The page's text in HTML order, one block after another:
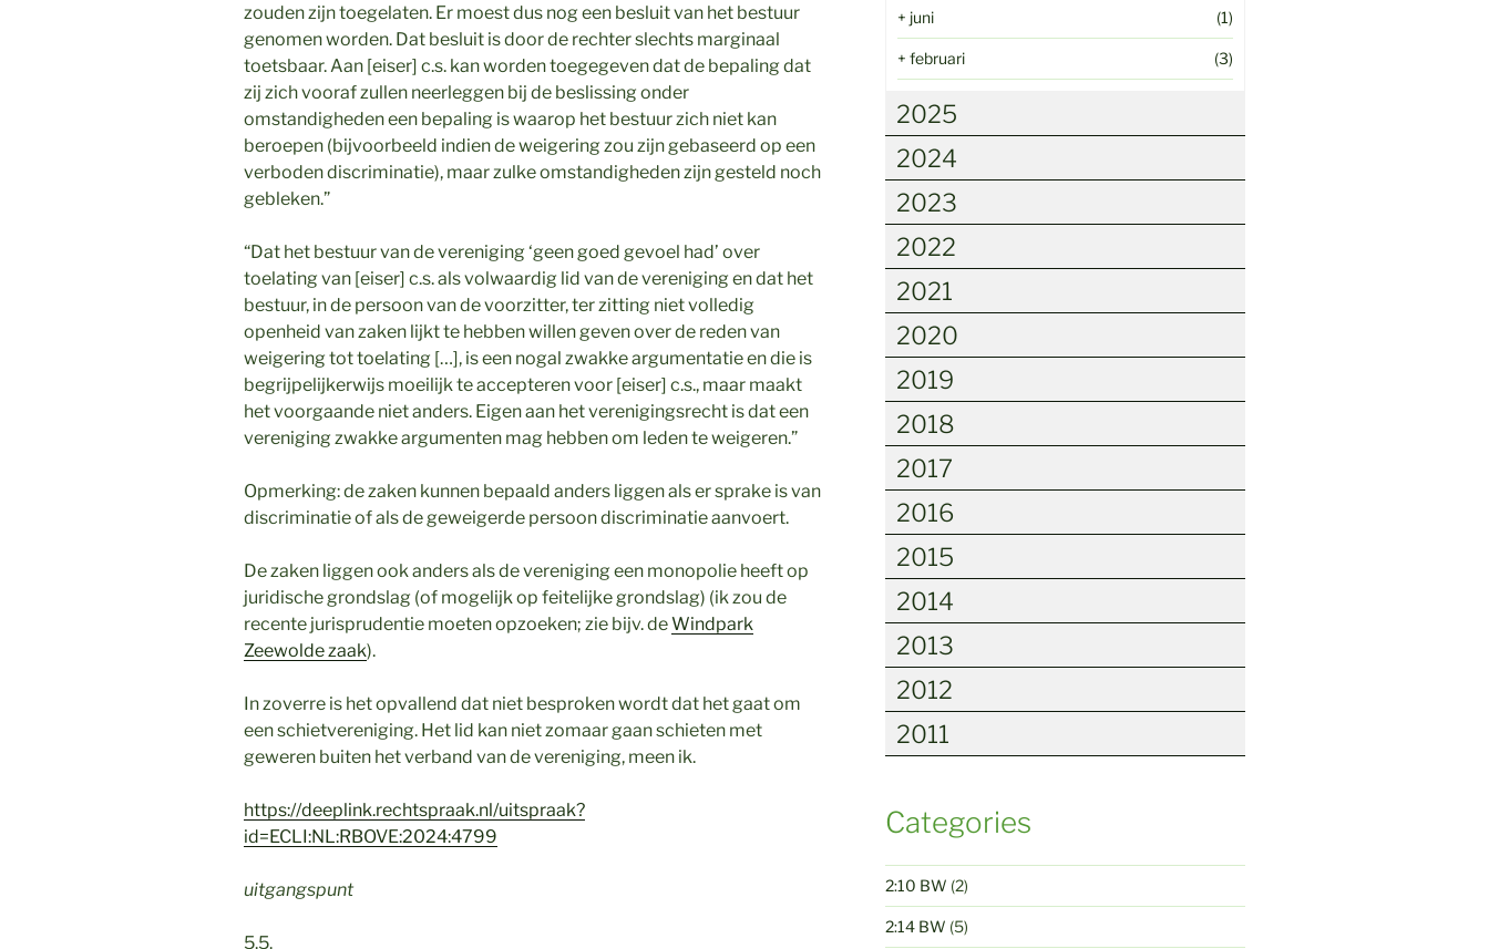
zouden zijn toegelaten. Er moest dus nog een besluit van het bestuur
genomen worden. Dat besluit is door de rechter slechts marginaal
toetsbaar. Aan [eiser] c.s. kan worden toegegeven dat de bepaling dat
zij zich vooraf zullen neerleggen bij de beslissing onder
omstandigheden een bepaling is waarop het bestuur zich niet kan
beroepen (bijvoorbeeld indien de weigering zou zijn gebaseerd op een
verboden discriminatie), maar zulke omstandigheden zijn gesteld noch
gebleken.”
“Dat het bestuur van de vereniging ‘geen goed gevoel had’ over
toelating van [eiser] c.s. als volwaardig lid van de vereniging en dat het
bestuur, in de persoon van de voorzitter, ter zitting niet volledig
openheid van zaken lijkt te hebben willen geven over de reden van
weigering tot toelating […], is een nogal zwakke argumentatie en die is
begrijpelijkerwijs moeilijk te accepteren voor [eiser] c.s., maar maakt
het voorgaande niet anders. Eigen aan het verenigingsrecht is dat een
vereniging zwakke argumenten mag hebben om leden te weigeren.”
Opmerking: de zaken kunnen bepaald anders liggen als er sprake is van
discriminatie of als de geweigerde persoon discriminatie aanvoert.
De zaken liggen ook anders als de vereniging een monopolie heeft op
juridische grondslag (of mogelijk op feitelijke grondslag) (ik zou de
recente jurisprudentie moeten opzoeken; zie bijv. deWindpark
Zeewolde zaak).
In zoverre is het opvallend dat niet besproken wordt dat het gaat om
een schietvereniging. Het lid kan niet zomaar gaan schieten met
geweren buiten het verband van de vereniging, meen ik.
https://deeplink.rechtspraak.nl/uitspraak?
id=ECLI:NL:RBOVE:2024:4799
uitgangspunt
5.5.
+ juni (1)
+ februari (3)
2025
2024
2023
2022
2021
2020
2019
2018
2017
2016
2015
2014
2013
2012
2011
Categories
2:10 BW (2)
2:14 BW (5)